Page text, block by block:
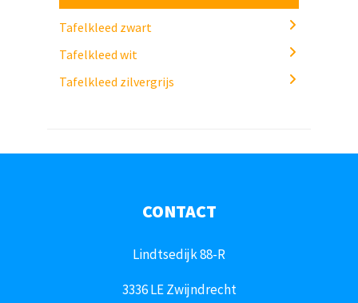
Tafelkleed zwart
Tafelkleed wit
Tafelkleed zilvergrijs
CONTACT
Lindtsedijk 88-R
3336 LE Zwijndrecht